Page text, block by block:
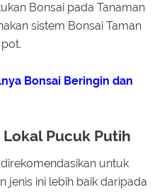
Bonsai pada Tanaman
sistem Bonsai Taman
Bonsai Beringin dan
Pucuk Putih
untuk
jenis ini lebih baik daripada